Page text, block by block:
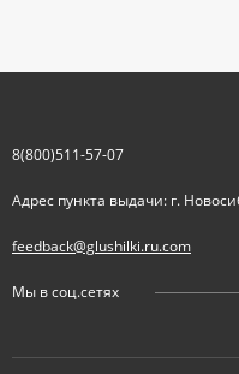
8(800)511-57-07
Адрес пункта выдачи: г.
feedback@glushilki.ru.com
Мы в соц.сетях